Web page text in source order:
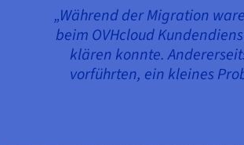
„Während der Migration
beim OVHcloud
klären konnte.
vorführten, ein kleines